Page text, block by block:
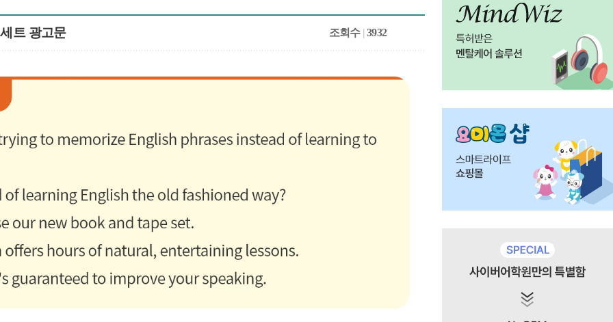
트 광고문 조회수 | 3932